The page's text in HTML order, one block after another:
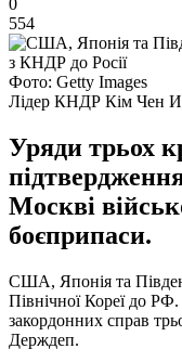
554
Фото: Getty Images
Лідер КНДР Кім Чен
Уряди трьох
Москві
боєприпаси.
США, Японія та
Північної Кореї до
закордонних справ
Держдеп.